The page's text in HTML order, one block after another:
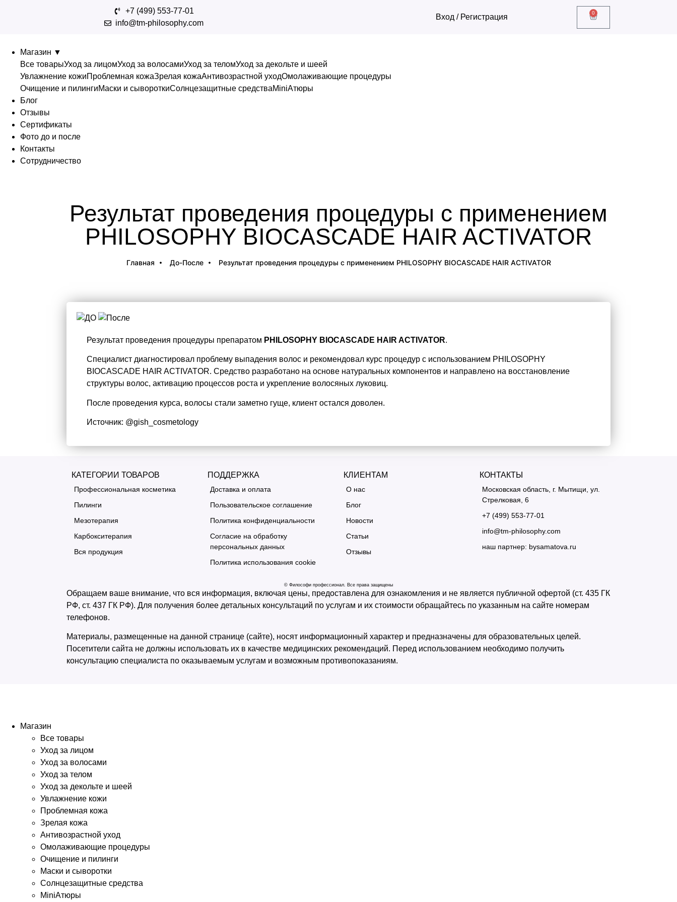
+7 (499) 553-77-01
info@tm-philosophy.com
Вход / Регистрация 0
Магазин ▼
Все товарыУход за лицомУход за волосамиУход за теломУход за декольте и шеей
Увлажнение кожиПроблемная кожаЗрелая кожаАнтивозрастной уходОмолаживающие процедуры
Очищение и пилингиМаски и сывороткиСолнцезащитные средстваMiniАтюры
Блог
Отзывы
Сертификаты
Фото до и после
Контакты
Сотрудничество
Результат проведения процедуры с применением
PHILOSOPHY BIOCASCADE HAIR ACTIVATOR
Главная До-После Результат проведения процедуры с применением PHILOSOPHY BIOCASCADE HAIR ACTIVATOR
Результат проведения процедуры препаратом PHILOSOPHY BIOCASCADE HAIR ACTIVATOR.
Специалист диагностировал проблему выпадения волос и рекомендовал курс процедур с использованием PHILOSOPHY
BIOCASCADE HAIR ACTIVATOR. Средство разработано на основе натуральных компонентов и направлено на восстановление
структуры волос, активацию процессов роста и укрепление волосяных луковиц.
После проведения курса, волосы стали заметно гуще, клиент остался доволен.
Источник: @gish_cosmetology
КАТЕГОРИИ ТОВАРОВ
Профессиональная косметика
Пилинги
Мезотерапия
Карбокситерапия
Вся продукция
ПОДДЕРЖКА
Доставка и оплата
Пользовательское соглашение
Политика конфиденциальности
Согласие на обработку
персональных данных
Политика использования cookie
КЛИЕНТАМ
О нас
Блог
Новости
Статьи
Отзывы
КОНТАКТЫ
Московская область, г. Мытищи, ул.
Стрелковая, 6
+7 (499) 553-77-01
info@tm-philosophy.com
наш партнер: bysamatova.ru
© Философи профессионал. Все права защищены
Обращаем ваше внимание, что вся информация, включая цены, предоставлена для ознакомления и не является публичной офертой (ст. 435 ГК
РФ, cт. 437 ГК РФ). Для получения более детальных консультаций по услугам и их стоимости обращайтесь по указанным на сайте номерам
телефонов.
Материалы, размещенные на данной странице (сайте), носят информационный характер и предназначены для образовательных целей.
Посетители сайта не должны использовать их в качестве медицинских рекомендаций. Перед использованием необходимо получить
консультацию специалиста по оказываемым услугам и возможным противопоказаниям.
Магазин
Все товары
Уход за лицом
Уход за волосами
Уход за телом
Уход за декольте и шеей
Увлажнение кожи
Проблемная кожа
Зрелая кожа
Антивозрастной уход
Омолаживающие процедуры
Очищение и пилинги
Маски и сыворотки
Солнцезащитные средства
MiniАтюры